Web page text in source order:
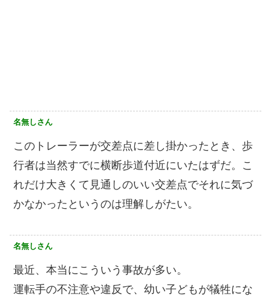
名無しさん
このトレーラーが交差点に差し掛かったとき、歩
行者は当然すでに横断歩道付近にいたはずだ。こ
れだけ大きくて見通しのいい交差点でそれに気づ
かなかったというのは理解しがたい。
名無しさん
最近、本当にこういう事故が多い。
運転手の不注意や違反で、幼い子どもが犠牲にな